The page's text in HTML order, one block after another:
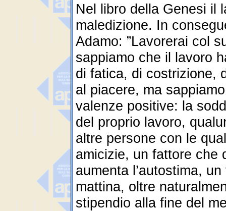
Nel libro della Genesi il
maledizione. In
Adamo: ”Lavorerai col
sappiamo che il lavoro
di fatica, di costrizione,
al piacere, ma
valenze positive: la
del proprio lavoro,
altre persone con le
amicizie, un fattore che
aumenta l’autostima,
mattina, oltre
stipendio alla fine del